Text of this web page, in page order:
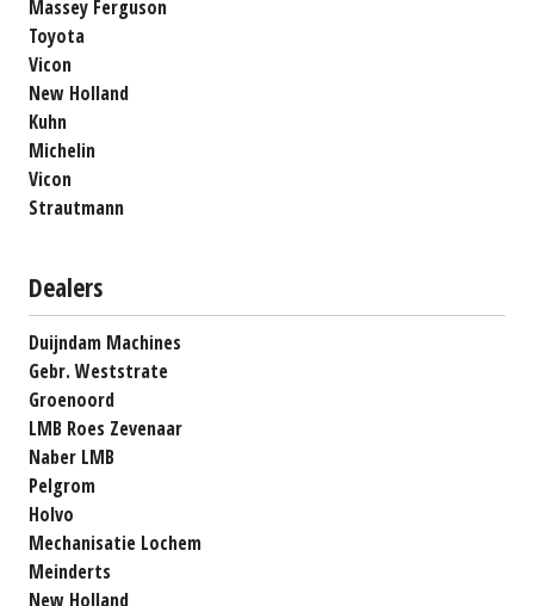
Massey Ferguson
Toyota
Vicon
New Holland
Kuhn
Michelin
Vicon
Strautmann
Dealers
Duijndam Machines
Gebr. Weststrate
Groenoord
LMB Roes Zevenaar
Naber LMB
Pelgrom
Holvo
Mechanisatie Lochem
Meinderts
New Holland